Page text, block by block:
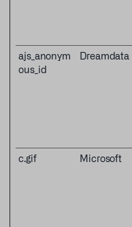
ajs_anonym
ous_id
Dreamdata
c.gif Microsoft